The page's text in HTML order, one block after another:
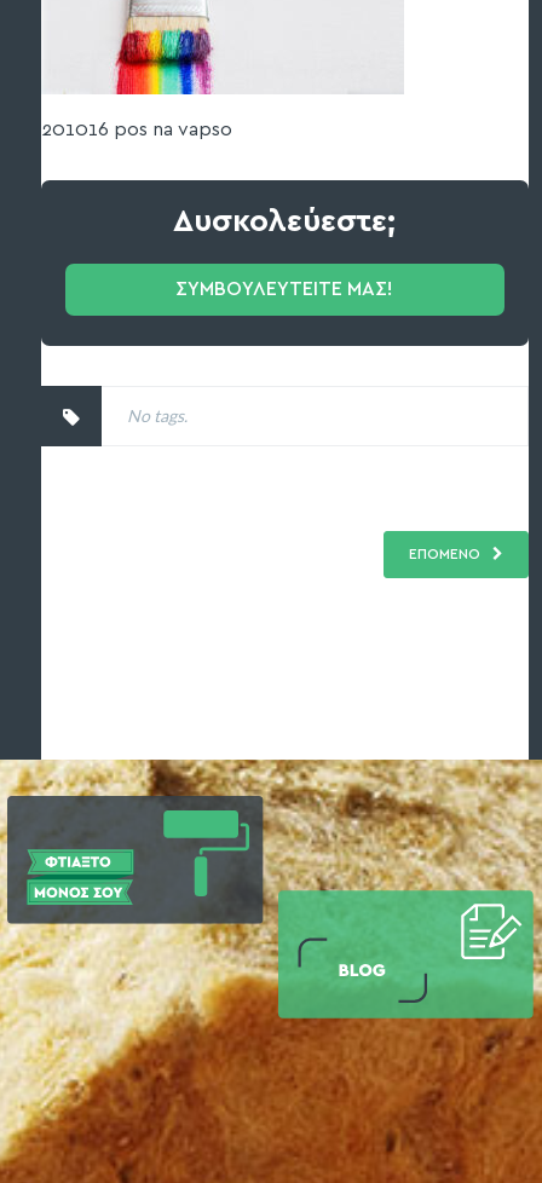
201016 pos na vapso
Δυσκολεύεστε;
ΣΥΜΒΟΥΛΕΥΤΕΙΤΕ ΜΑΣ!
No tags.
ΕΠΟΜΕΝΟ